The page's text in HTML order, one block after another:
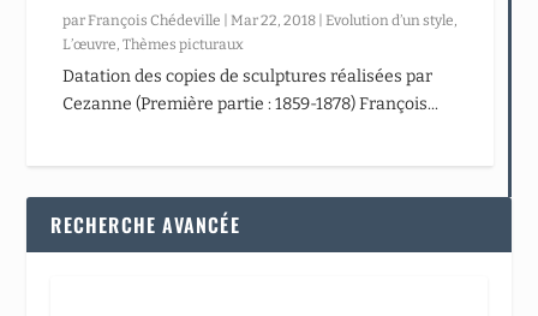
par François Chédeville Mar 22, 2018 Evolution d’un style
L’œuvre ,Thèmes picturaux
Datation des copies de sculptures réalisées par
Cezanne (Première partie : 1859-1878) François...
RECHERCHE AVANCÉE